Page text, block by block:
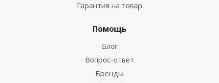
Гарантия на товар
Помощь
Блог
Вопрос-ответ
Бренды